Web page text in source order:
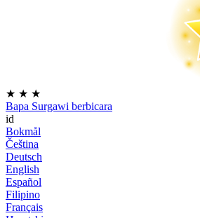
★ ★ ★
Bapa Surgawi berbicara
id
Bokmål
Čeština
Deutsch
English
Español
Filipino
Français